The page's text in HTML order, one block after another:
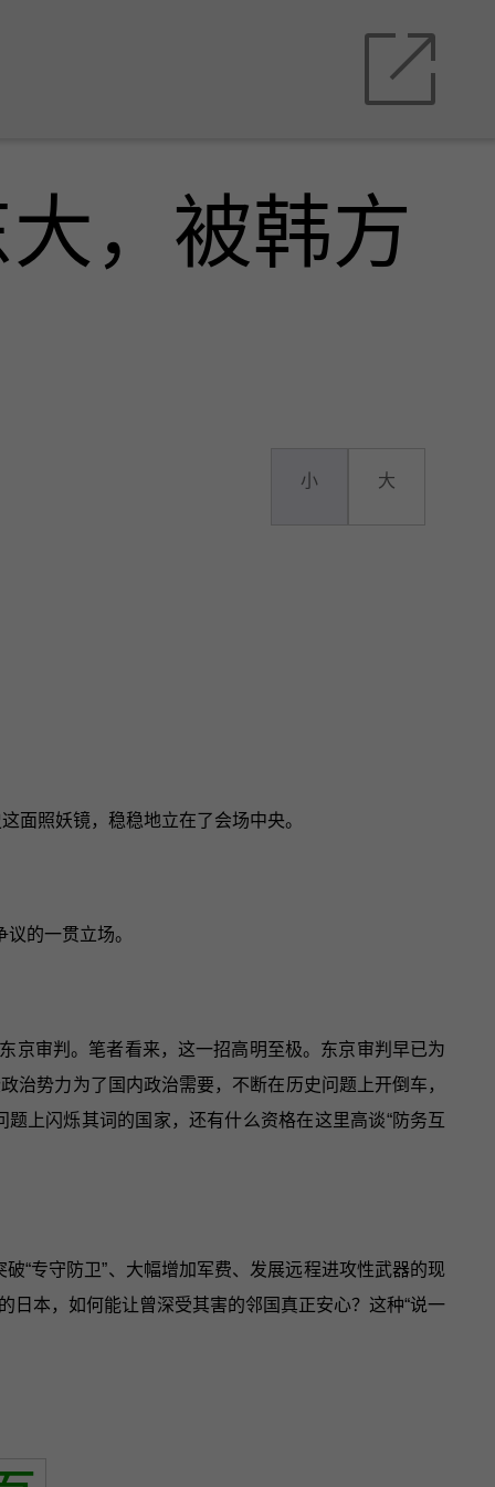
，被韩方
小 大
面照妖镜，稳稳地立在了会场中央。
的一贯立场。
京审判。笔者看来，这一招高明至极。东京审判早已为
势力为了国内政治需要，不断在历史问题上开倒车，
上闪烁其词的国家，还有什么资格在这里高谈“防务互
“专守防卫”、大幅增加军费、发展远程进攻性武器的现
本，如何能让曾深受其害的邻国真正安心？这种“说一